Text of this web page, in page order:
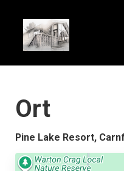
Ort
Pine Lake Resort,